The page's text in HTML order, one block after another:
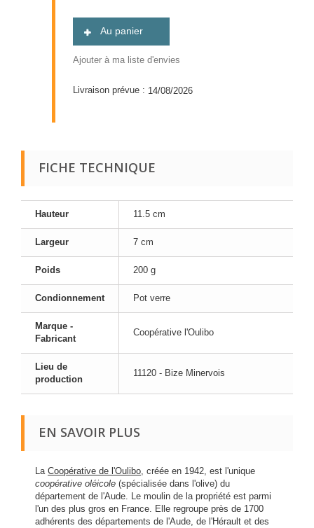
Au panier
Ajouter à ma liste d'envies
Livraison prévue : 14/08/2026
FICHE TECHNIQUE
Hauteur 11.5 cm
Largeur 7 cm
Poids 200 g
Condionnement Pot verre
Marque -
Fabricant
Coopérative l'Oulibo
Lieu de
production
11120 - Bize Minervois
EN SAVOIR PLUS
La Coopérative de l'Oulibo, créée en 1942, est l'unique
coopérative oléicole (spécialisée dans l'olive) du
département de l'Aude. Le moulin de la propriété est parmi
l'un des plus gros en France. Elle regroupe près de 1700
adhérents des départements de l'Aude, de l'Hérault et des